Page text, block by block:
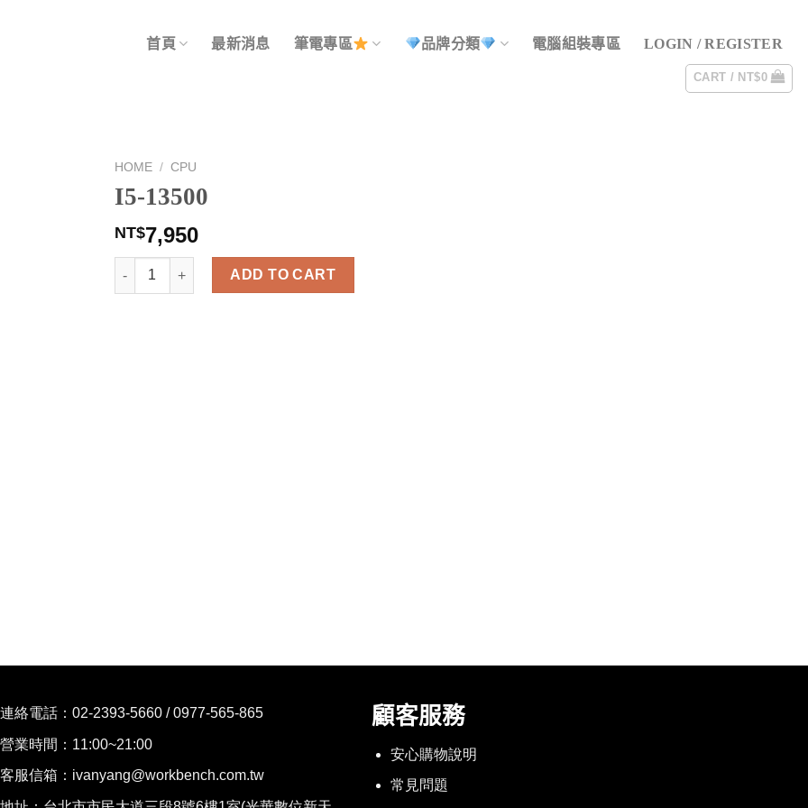
首頁 最新消息 筆電專區 品牌分類 電腦組裝專區 LOGIN / REGISTER
CART / NT$0
HOME / CPU
I5-13500
NT$7,950
I5-13500 quantity
ADD TO CART
連絡電話：02-2393-5660 / 0977-565-865
營業時間：11:00~21:00
客服信箱：ivanyang@workbench.com.tw
顧客服務
安心購物說明
常見問題